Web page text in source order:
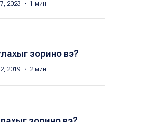
2023 ・ 1 мин
зорино вэ?
2019 ・ 2 мин